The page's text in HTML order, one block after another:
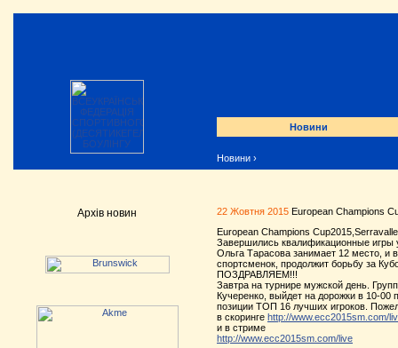
Новини
Новини ›
Архів новин 22 Жовтня 2015 European Champions
European Champions
Завершились квалификационные игры
Ольга Тарасова занимает 12 место, и
спортсменок, продолжит борьбу за
ПОЗДРАВЛЯЕМ!!!
Завтра на турнире мужской день.
Кучеренко, выйдет на дорожки в 10-00
позиции ТОП 16 лучших игроков.
в скоринге http://www.ecc2015sm.com/
и в стриме
http://www.ecc2015sm.com/live